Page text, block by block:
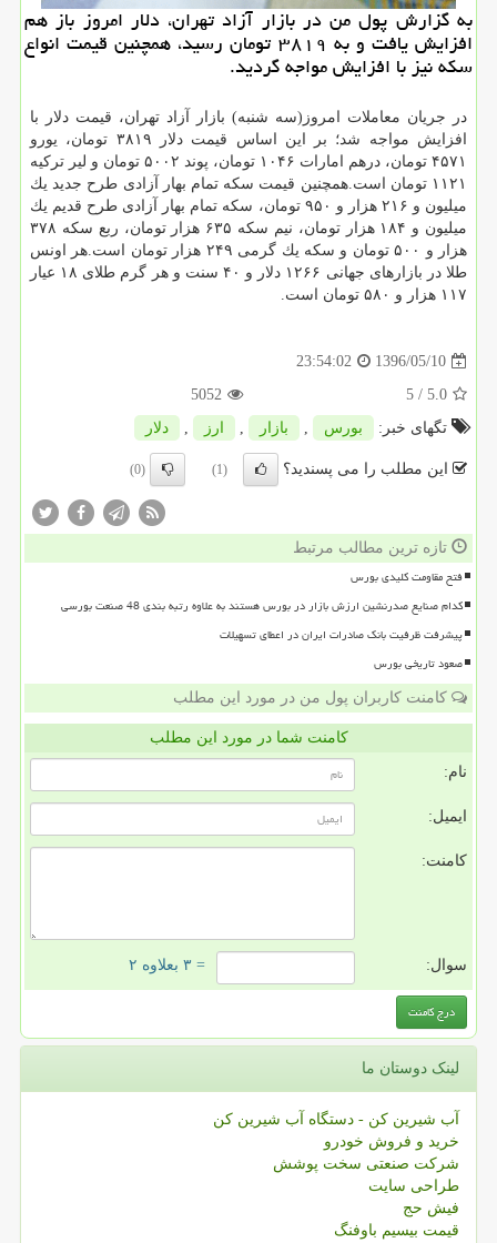
به گزارش پول من در بازار آزاد تهران، دلار امروز باز هم
افزایش یافت و به ۳۸۱۹ تومان رسید، همچنین قیمت انواع
سكه نیز با افزایش مواجه گردید.
در جریان معاملات امروز(سه شنبه) بازار آزاد تهران، قیمت دلار با
افزایش مواجه شد؛ بر این اساس قیمت دلار ۳۸۱۹ تومان، یورو
۴۵۷۱ تومان، درهم امارات ۱۰۴۶ تومان، پوند ۵۰۰۲ تومان و لیر تركیه
۱۱۲۱ تومان است.همچنین قیمت سكه تمام بهار آزادی طرح جدید یك
میلیون و ۲۱۶ هزار و ۹۵۰ تومان، سكه تمام بهار آزادی طرح قدیم یك
میلیون و ۱۸۴ هزار تومان، نیم سكه ۶۳۵ هزار تومان، ربع سكه ۳۷۸
هزار و ۵۰۰ تومان و سكه یك گرمی ۲۴۹ هزار تومان است.هر اونس
طلا در بازارهای جهانی ۱۲۶۶ دلار و ۴۰ سنت و هر گرم طلای ۱۸ عیار
۱۱۷ هزار و ۵۸۰ تومان است.
1396/05/10
23:54:02
5.0
/ 5
5052
تگهای خبر:
بورس , بازار , ارز , دلار
این مطلب را می پسندید؟ (1)
(0)
تازه ترین مطالب مرتبط
فتح مقاومت کلیدی بورس
کدام صنایع صدرنشین ارزش بازار در بورس هستند به علاوه رتبه بندی 48 صنعت بورسی
پیشرفت ظرفیت بانک صادرات ایران در اعطای تسهیلات
صعود تاریخی بورس
کامنت کاربران پول من در مورد این مطلب
کامنت شما در مورد این مطلب
نام:
ایمیل:
کامنت:
سوال: = ۳ بعلاوه ۲
لینک دوستان ما
آب شیرین کن - دستگاه آب شیرین کن
خرید و فروش خودرو
شرکت صنعتی سخت پوشش
طراحی سایت
فیش حج
قیمت بیسیم باوفنگ